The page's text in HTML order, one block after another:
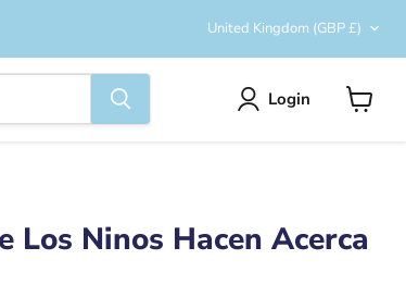
Country
United Kingdom (GBP £)
Login
Los Ninos Hacen Acerca